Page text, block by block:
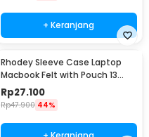
+ Keranjang
Rhodey Sleeve Case Laptop
Macbook Felt with Pouch 13
Inch - AK01
Rp27.100
Rp47.900 44%